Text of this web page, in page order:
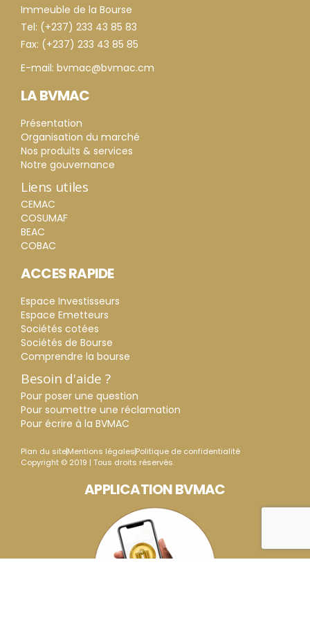
Immeuble de la Bourse
Tel: (+237) 233 43 85 83
Fax: (+237) 233 43 85 85
E-mail: bvmac@bvmac.cm
LA BVMAC
Présentation
Organisation du marché
Nos produits & services
Notre gouvernance
Liens utiles
CEMAC
COSUMAF
BEAC
COBAC
ACCES RAPIDE
Espace Investisseurs
Espace Emetteurs
Sociétés cotées
Sociétés de Bourse
Comprendre la bourse
Besoin d'aide ?
Pour poser une question
Pour soumettre une réclamation
Pour écrire à la BVMAC
Plan du siteMentions légalesPolitique de confidentialité
Copyright © 2019 | Tous droits réservés.
APPLICATION BVMAC